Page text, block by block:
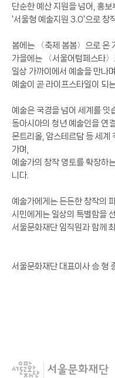
단순한 예산 지원을 넘어, 홍
'서울형 예술지원 3.0'으로 창
봄에는 〈축제 봄봄〉으로 온
가을에는 〈서울어텀페스타
일상 가까이에서 예술을 만나며,
예술이 곧 라이프스타일이 되
예술은 국경을 넘어 세계를 잇
동아시아의 청년 예술인을 연
몬트리올, 암스테르담 등 세계
가며,
예술가의 창작 영토를 확장하
니다.
예술가에게는 든든한 창작의
시민에게는 일상의 특별함을
서울문화재단 임직원과 함께
서울문화재단 대표이사 송 형